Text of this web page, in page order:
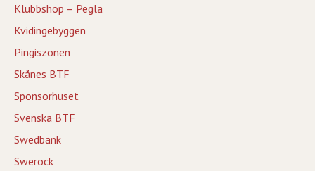
Klubbshop – Pegla
Kvidingebyggen
Pingiszonen
Skånes BTF
Sponsorhuset
Svenska BTF
Swedbank
Swerock